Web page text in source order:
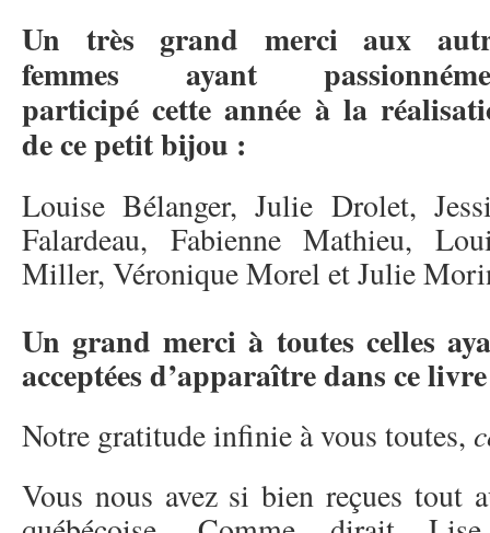
Un très grand merci aux
femmes ayant
participé cette année à la
de ce petit bijou :
Louise Bélanger, Julie Drolet,
Falardeau, Fabienne Mathieu,
Miller, Véronique Morel et Julie
Un grand merci à toutes celles
acceptées d’apparaître dans ce
Notre gratitude infinie à vous toutes,
Vous nous avez si bien reçues tout